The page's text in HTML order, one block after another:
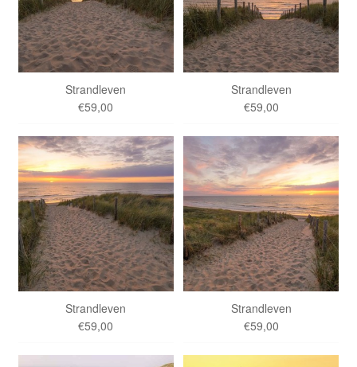
Strandleven
€59,00
Strandleven
€59,00
Strandleven
€59,00
Strandleven
€59,00